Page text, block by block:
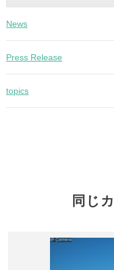
News
Press Release
topics
同じ